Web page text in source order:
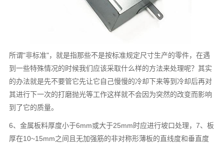
所谓"非标准"，就是指那些不是按标准规定尺寸生产的零件，在遇
到一些特殊情况的时候我们应该采取什么样的方法来处理呢？其实
的办法就是先不要管它先让它自己慢慢的冷却下来等到冷却后再对
其进行下一次的打磨抛光等工作这样就不会因为突然的改变而影响
到了它的质量。
6、金属板料厚度小于6mm或大于25mm时应进行坡口处理，7、板
厚在10~15mm之间且无加强筋的非对称形薄板的直线度和垂直度